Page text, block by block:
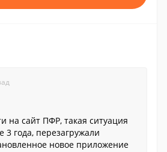
на сайт ПФР, такая ситуация
3 года, перезагружали
новое приложение